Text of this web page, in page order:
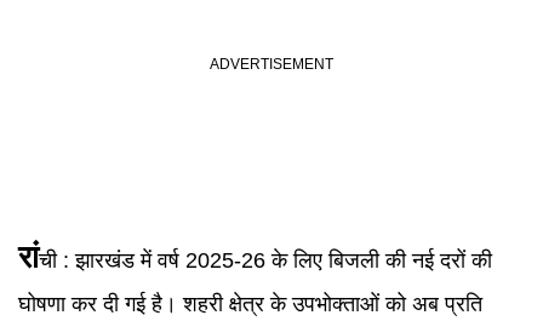
रांची : झारखंड में वर्ष 2025-26 के लिए बिजली की नई दरों की
घोषणा कर दी गई है। शहरी क्षेत्र के उपभोक्ताओं को अब प्रति